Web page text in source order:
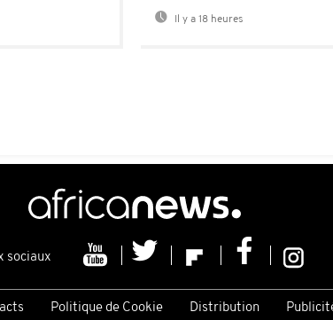
Il y a 18 heures
sociaux
Politique de Cookie Distribution